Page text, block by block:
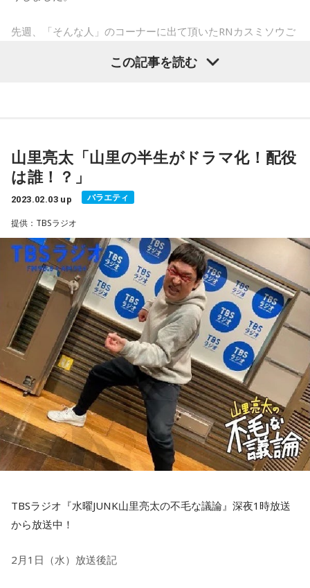
ブロッコリーを炒める。
卵とご飯をいれて、全体を炒める。
り納豆炒飯
ごはん180g
納豆1パック
納豆のタレ1袋
卵1個
みじん切りのたくあん40g
ねぎのみじん切り（5cm分）
ラー油3～4滴
しょうゆ小さじ1
塩／こしょう適量
ごま油大さじ1
▼調理手順
熟程度になったらご飯を入れてよく混ぜる。
たくあん、ねぎ、納豆を加えてさらに炒める。
つけて、さっと炒め合わせたら完成！
先週、「そんな人」のコーナーに出て頂いたRNカスミソウご
赤江さんのリクエスト「レインボー」のカスミソウが届きま
そして番組放送前にはたまむすびの後番組が発表に。石山蓮
華さん、よろしくお願いします。そして金曜は外山さんと玉
さんのコンビで！詳しくは明日の放送を！
そんな話から「自分の後番組って気になる？」さらには「自
分の番組って見たり聴いたりする？」という話題に。
赤江「自分が出てる生放送の番組は見られないんだよね～」
そりゃそうですよね、出てるんだし。逆に礼央さんは自分の
出てる番組はまず見ないでエゴサーチ。見ていいものかどう
かを判断するようです。
2時からは、『レオレオの「そんな人、本当にいる
んですか？！」』
今日のテーマは、『さっぽろ雪まつりで巨大な雪像作りに参
加したことがある人』でした。
お二人と電話繋いだんですが、細かいところの記憶があまり
この記事を読む
山里亮太「山里の半生がドラマ化！配役
は誰！？」
2023.02.03 up バラエティ
提供：TBSラジオ
TBSラジオ『水曜JUNK山里亮太の不毛な議論』深夜1時放送
から放送中！
2月1日（水）放送後記